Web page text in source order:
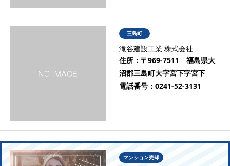
三島町
滝谷建設工業 株式会社
住所： 〒969-7511 福島県大
沼郡三島町大字宮下字宮下
電話番号： 0241-52-3131
マンション売却